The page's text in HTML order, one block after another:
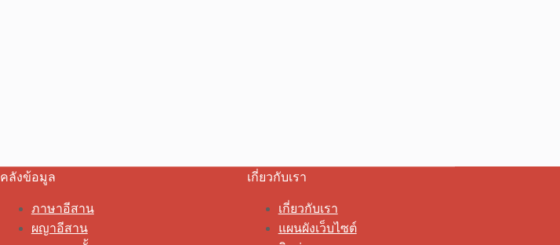
คลังข้อมูล
ภาษาอีสาน
ผญาอีสาน
เกี่ยวกับเรา
เกี่ยวกับเรา
แผนผังเว็บไซต์